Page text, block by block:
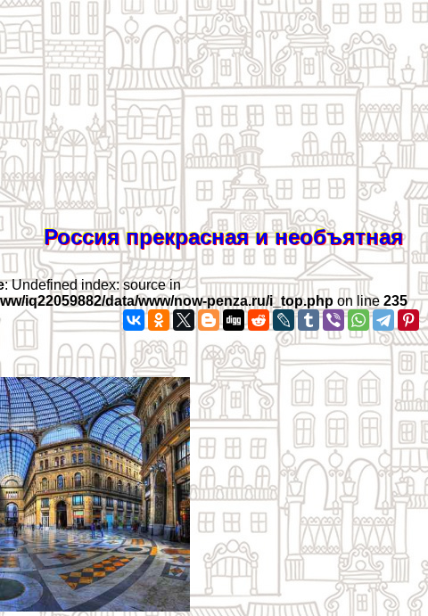
Россия прекрасная и необъятная
: Undefined index: source in
iq22059882/data/www/now-penza.ru/i_top.php on line235